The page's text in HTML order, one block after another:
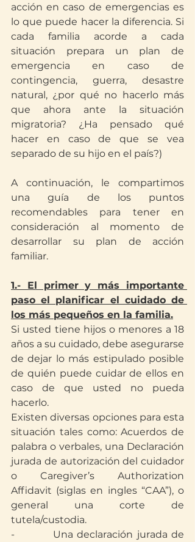
acción en caso de emergencias es
lo que puede hacer la diferencia. Si
cada familia acorde a cada
situación prepara un plan de
emergencia en caso de
contingencia, guerra, desastre
natural, ¿por qué no hacerlo más
que ahora ante la situación
migratoria? ¿Ha pensado qué
hacer en caso de que se vea
separado de su hijo en el país?)
A continuación, le compartimos
una guía de los puntos
recomendables para tener en
consideración al momento de
desarrollar su plan de acción
familiar.
1.- El primer y más importante
paso el planificar el cuidado de
los más pequeños en la familia.
Si usted tiene hijos o menores a 18
años a su cuidado, debe asegurarse
de dejar lo más estipulado posible
de quién puede cuidar de ellos en
caso de que usted no pueda
hacerlo.
Existen diversas opciones para esta
situación tales como: Acuerdos de
palabra o verbales, una Declaración
jurada de autorización del cuidador
o Caregiver’s Authorization
Affidavit (siglas en ingles “CAA”), o
general una corte de
tutela/custodia.
-          Una declaración jurada de